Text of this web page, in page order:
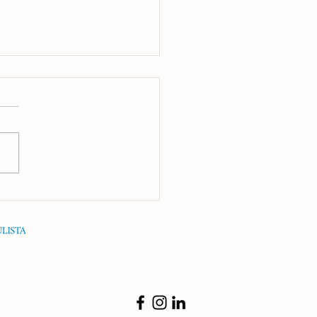
Pacotes Personalizados
de São Paulo